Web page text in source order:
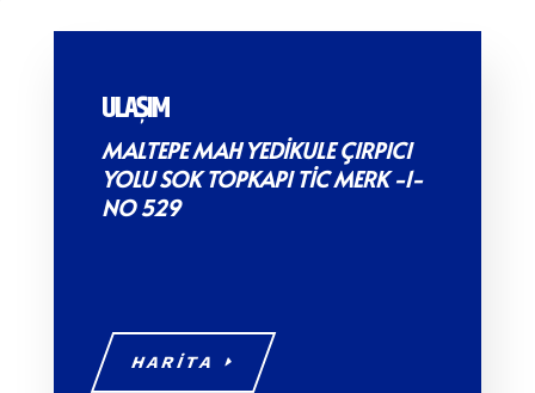
ULAŞIM
MALTEPE MAH YEDİKULE ÇIRPICI
YOLU SOK TOPKAPI TİC MERK -1-
NO 529
HARİTA